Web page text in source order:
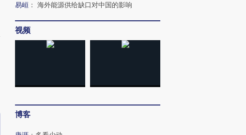
易峘 ： 海外能源供给缺口对中国的影响
视频
博客